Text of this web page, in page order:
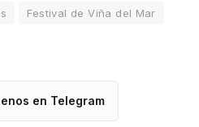
Festival de Viña del Mar
en Telegram